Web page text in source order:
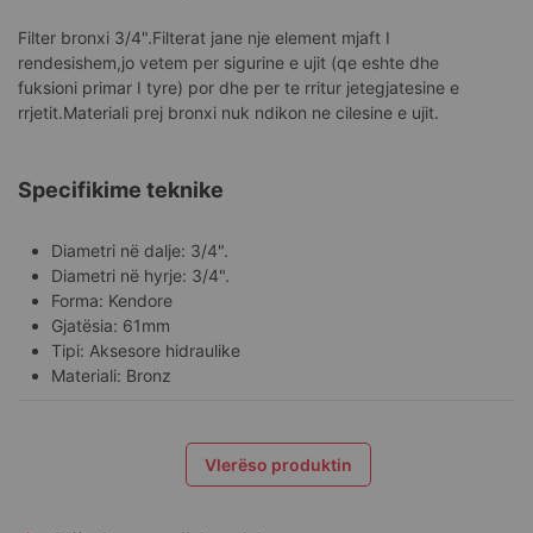
Filter bronxi 3/4".Filterat jane nje element mjaft I
rendesishem,jo vetem per sigurine e ujit (qe eshte dhe
fuksioni primar I tyre) por dhe per te rritur jetegjatesine e
rrjetit.Materiali prej bronxi nuk ndikon ne cilesine e ujit.
Specifikime teknike
Diametri në dalje: 3/4".
Diametri në hyrje: 3/4".
Forma: Kendore
Gjatësia: 61mm
Tipi: Aksesore hidraulike
Materiali: Bronz
Vlerëso produktin